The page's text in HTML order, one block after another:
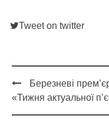
Tweet on twitter
Post
navigation
Березневі
«Тижня актуальної